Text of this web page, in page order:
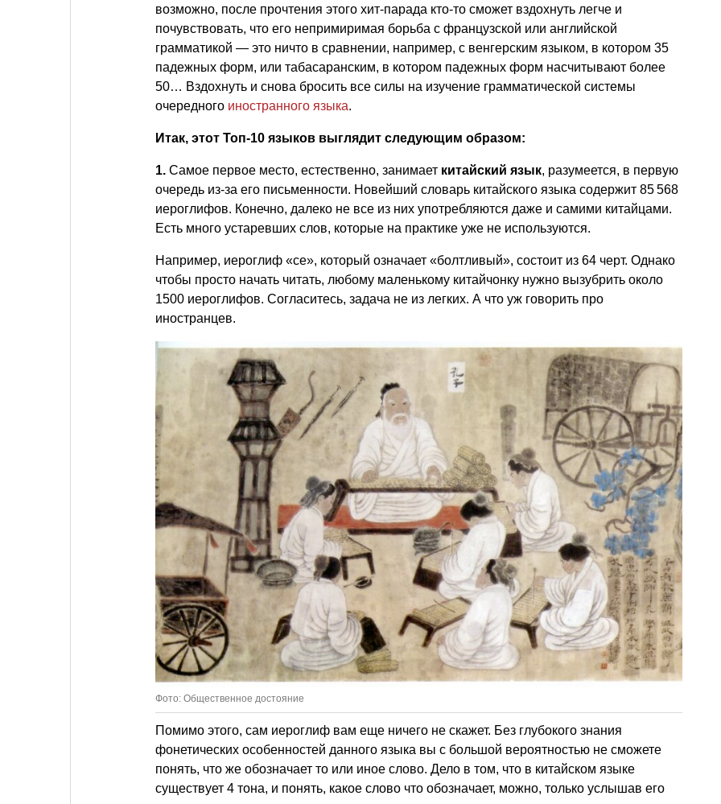
возможно, после прочтения этого хит-парада кто-то сможет вздохнуть легче и
почувствовать, что его непримиримая борьба с французской или английской
грамматикой — это ничто в сравнении, например, с венгерским языком, в котором 35
падежных форм, или табасаранским, в котором падежных форм насчитывают более
50… Вздохнуть и снова бросить все силы на изучение грамматической системы
очередного иностранного языка.
Итак, этот Топ-10 языков выглядит следующим образом:
1. Самое первое место, естественно, занимает китайский язык, разумеется, в первую
очередь из-за его письменности. Новейший словарь китайского языка содержит 85 568
иероглифов. Конечно, далеко не все из них употребляются даже и самими китайцами.
Есть много устаревших слов, которые на практике уже не используются.
Например, иероглиф «се», который означает «болтливый», состоит из 64 черт. Однако
чтобы просто начать читать, любому маленькому китайчонку нужно вызубрить около
1500 иероглифов. Согласитесь, задача не из легких. А что уж говорить про
иностранцев.
Фото: Общественное достояние
Помимо этого, сам иероглиф вам еще ничего не скажет. Без глубокого знания
фонетических особенностей данного языка вы с большой вероятностью не сможете
понять, что же обозначает то или иное слово. Дело в том, что в китайском языке
существует 4 тона, и понять, какое слово что обозначает, можно, только услышав его